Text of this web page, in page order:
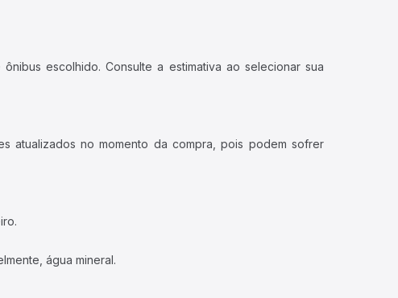
escolhido. Consulte a estimativa ao selecionar sua
atualizados no momento da compra, pois podem sofrer
água mineral.